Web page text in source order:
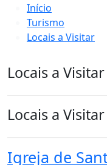
Início
Turismo
Locais a Visitar
Locais a
Locais a
Igreja de